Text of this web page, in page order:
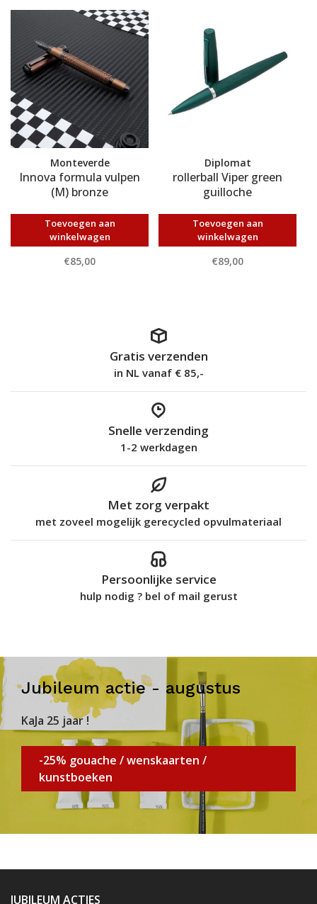
Monteverde
Innova formula vulpen
(M) bronze
Toevoegen aan
winkelwagen
€85,00
Diplomat
rollerball Viper green
guilloche
Toevoegen aan
winkelwagen
€89,00
Gratis verzenden
in NL vanaf € 85,-
Snelle verzending
1-2 werkdagen
Met zorg verpakt
met zoveel mogelijk gerecycled opvulmateriaal
Persoonlijke service
hulp nodig ? bel of mail gerust
Jubileum actie - augustus
KaJa 25 jaar !
-25% gouache / wenskaarten /
kunstboeken
JUBILEUM ACTIES